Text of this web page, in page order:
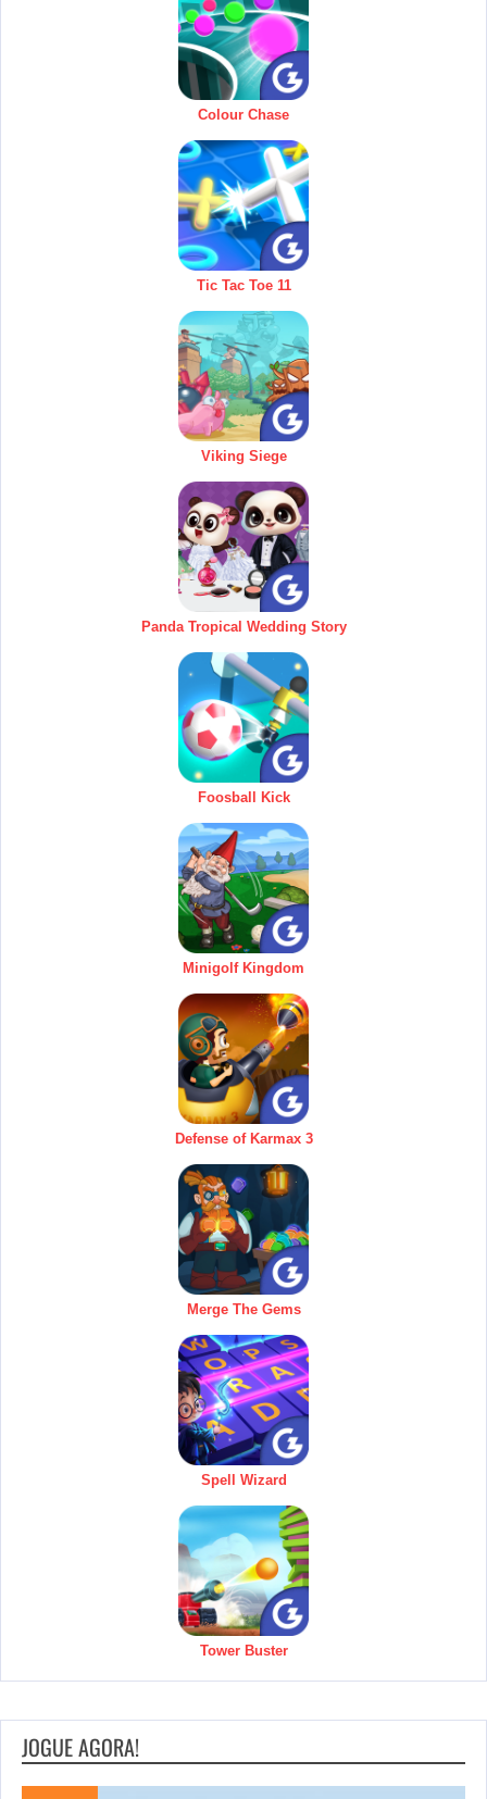
Colour Chase
Tic Tac Toe 11
Viking Siege
Panda Tropical Wedding Story
Foosball Kick
Minigolf Kingdom
Defense of Karmax 3
Merge The Gems
Spell Wizard
Tower Buster
JOGUE AGORA!